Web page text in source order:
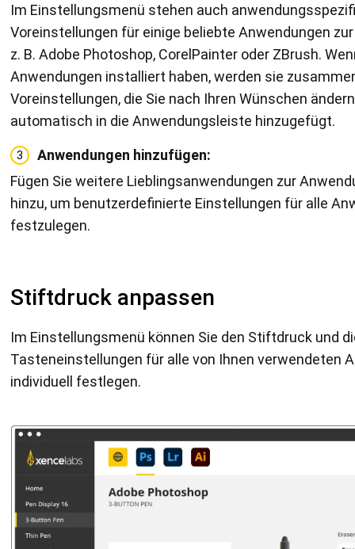
Im Einstellungsmenü stehen auch
Voreinstellungen für einige beliebte Anwendungen
z. B. Adobe Photoshop, CorelPainter oder ZBrush.
Anwendungen installiert haben, werden sie
Voreinstellungen, die Sie nach Ihren Wünschen
automatisch in die Anwendungsleiste hinzugefügt.
3
Anwendungen hinzufügen:
Fügen Sie weitere Lieblingsanwendungen zur
hinzu, um benutzerdefinierte Einstellungen für alle
festzulegen.
Stiftdruck anpassen
Im Einstellungsmenü können Sie den Stiftdruck und
Tasteneinstellungen für alle von Ihnen verwendeten
individuell festlegen.